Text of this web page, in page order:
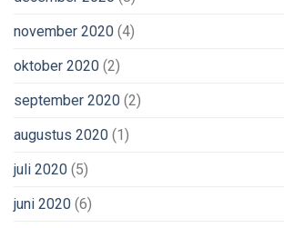
november 2020 (4)
oktober 2020 (2)
september 2020 (2)
augustus 2020 (1)
juli 2020 (5)
juni 2020 (6)